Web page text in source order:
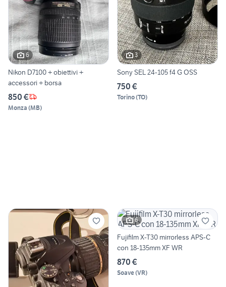
6
Nikon D7100 + obiettivi +
accessori + borsa
850 €
Monza (MB)
3
Sony SEL 24-105 f4 G OSS
750 €
Torino(TO)
6
Fujifilm X-T30 mirrorless APS-C
con 18-135mm XF WR
870 €
Soave(VR)